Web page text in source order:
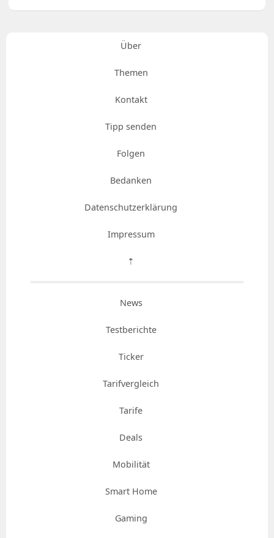
Über
Themen
Kontakt
Tipp senden
Folgen
Bedanken
Datenschutzerklärung
Impressum
⇡
News
Testberichte
Ticker
Tarifvergleich
Tarife
Deals
Mobilität
Smart Home
Gaming